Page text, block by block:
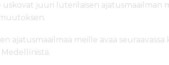
uskovat juuri luterilaisen ajatusmaailman
ajatusmaailmaa meille avaa seuraavassa